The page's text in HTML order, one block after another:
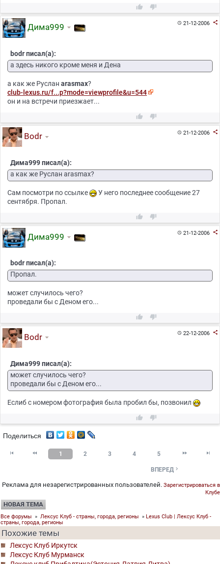
 
21-12-2006 
Дима999
bodr писал(а):
а здесь никого кроме меня и Дена
а как же Руслан arasmax?
club-lexus.ru/f...p?mode=viewprofile&u=544
он и на встречи приезжает...
 
21-12-2006 
Bodr
Дима999 писал(а):
а как же Руслан arasmax?
Сам посмотри по ссылке
У него последнее сообщение 27
сентября. Пропал.
 
21-12-2006 
Дима999
bodr писал(а):
Пропал.
может случилось чего?
проведали бы с Деном его...
 
22-12-2006 
Bodr
Дима999 писал(а):
может случилось чего?
проведали бы с Деном его...
Еслиб с номером фотография была пробил бы, позвонил
 
Поделиться
  1 2 3 4 5  
ВПЕРЕД 
Реклама для незарегистрированных пользователей. Зарегистрироваться в
Клубе
НОВАЯ ТЕМА
Все форумы » Лексус Клуб - страны, города, регионы » Lexus Club | Лексус Клуб -
страны, города, регионы
Похожие темы
Лексус Клуб Иркутск
Лексус Клуб Мурманск